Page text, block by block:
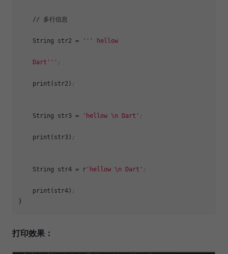
    // 多行信息
String str2 = ''' hellow
Dart''' ;
print(str2) ;
String str3 = 'hellow \n Dart' ;
print(str3) ;
String str4 = r 'hellow \n Dart' ;
print(str4) ;
打印效果：